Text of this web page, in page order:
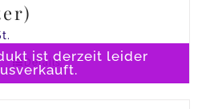
ist derzeit leider
Details